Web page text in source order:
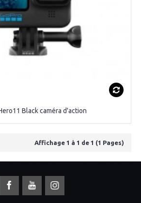
Black caméra d'action
Affichage 1 à 1 de 1 (1 Pages)